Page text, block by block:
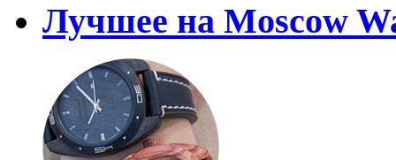
Лучшее на Moscow